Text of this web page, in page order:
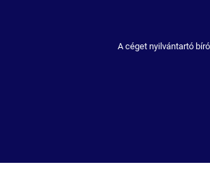
A céget nyilvántartó